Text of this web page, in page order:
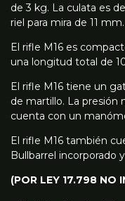
de 3 kg. La culata es
riel para mira de 11 mm.
El rifle M16 es
una longitud total de
El rifle M16 tiene un
de martillo. La presión
cuenta con un
El rifle M16 también
Bullbarrel incorporado
(POR LEY 17.798 NO